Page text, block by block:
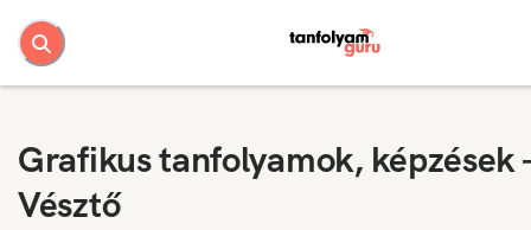
Grafikus tanfolyamok, képzések
Vésztő